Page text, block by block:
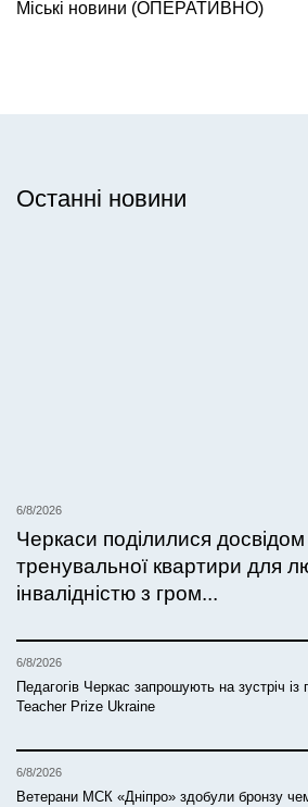
Міські новини (ОПЕРАТИВНО)
Останні новини
6/8/2026
Черкаси поділилися досвідом
тренувальної квартири для
інвалідністю з гром...
6/8/2026
Педагогів Черкас запрошують на зустріч
Teacher Prize Ukraine
6/8/2026
Ветерани МСК «Дніпро» здобули бронзу